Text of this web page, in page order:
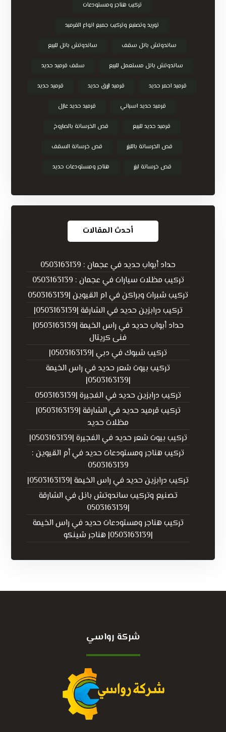
تركيب هناجر ومستودعات
توريد وتصنيع وتركيب جميع انواع القرميد
ساندوتش بانل سقف ساندوتش بانل للبيع
ساندوتش بانل مستعمل للبيع سقف قرميد حديد
قرميد احمر حديد قرميد ازرق حديد قرميد حديد
قرميد حديد اسباني قرميد حديد عازل
قرميد حديد للبيع قص الخرسانة بالصاروخ
قص الخرسانة بالليزر قص خرسانة السقف
قص خرسانة ليزر هناجر ومستودعات حديد
أحدث المقالات
حداد أبواب حديد في عجمان : 0503163139
تركيب مظلات سيارات في عجمان : 0503163139
تركيب شبرات وبراكن في ام القيوين |0503163139
تركيب درابزين حديد في الشارقة |0503163139|
حداد أبواب حديد في راس الخيمة |0503163139|
فنى كريتال
تركيب شبوك في دبي |0503163139|
تركيب بيوت شعر حديد في راس الخيمة
|0503163139|
تركيب درابزين حديد في الفجيرة |0503163139
تركيب قرميد حديد في الشارقة |0503163139|
مظلات حديد
تركيب بيوت شعر حديد في الفجيرة |0503163139|
تركيب هناجر ومستودعات حديد في أم القيوين :
0503163139
تركيب درابزين حديد في راس الخيمة |0503163139|
تصنيع وتركيب ساندوتش بانل في الشارقة
|0503163139
تركيب هناجر ومستودعات حديد في راس الخيمة
|0503163139| هناجر شينكو
شركة رواسي